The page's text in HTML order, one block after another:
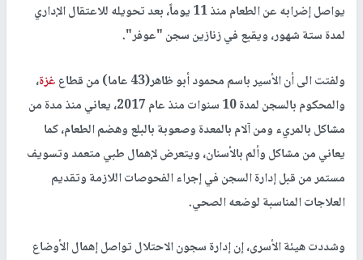
يواصل إضرابه عن الطعام منذ 11 يوماً، بعد تحويله للاعتقال الإداري
لمدة ستة شهور، ويقبع في زنازين سجن "عوفر".
ولفتت الى أن الأسير باسم محمود أبو ظاهر(43 عاما) من قطاع غزة،
والمحكوم بالسجن لمدة 10 سنوات منذ عام 2017، يعاني منذ مدة من
مشاكل بالمريء ومن آلام بالمعدة وصعوبة بالبلع وهضم الطعام، كما
يعاني من مشاكل وألم بالأسنان، ويتعرض لإهمال طبي متعمد وتسويف
مستمر من قبل إدارة السجن في إجراء الفحوصات اللازمة وتقديم
العلاجات المناسبة لوضعه الصحي.
وشددت هيئة الأسرى، إن إدارة سجون الاحتلال تواصل إهمال الأوضاع